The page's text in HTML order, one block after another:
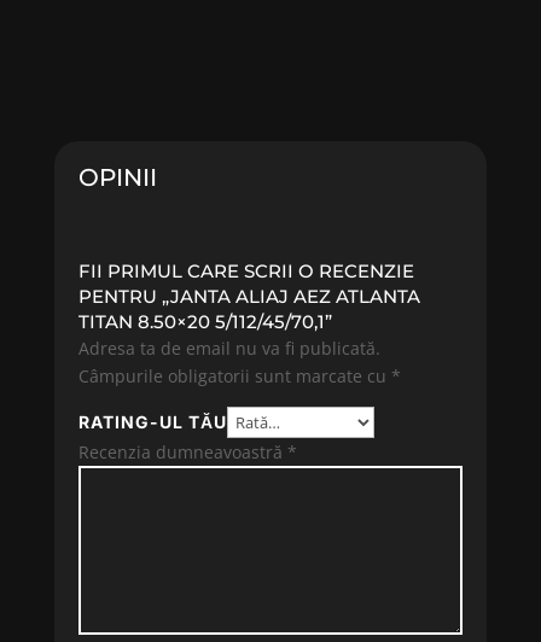
OPINII
FII PRIMUL CARE SCRII O RECENZIE
PENTRU „JANTA ALIAJ AEZ ATLANTA
TITAN 8.50×20 5/112/45/70,1”
Adresa ta de email nu va fi publicată.
Câmpurile obligatorii sunt marcate cu *
RATING-UL TĂU
Recenzia dumneavoastră *